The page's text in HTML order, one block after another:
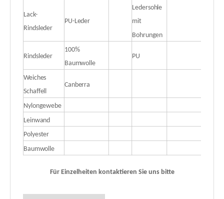
Lack-
Rindsleder
PU-Leder
Ledersohle
mit
Bohrungen
Rindsleder
100%
Baumwolle
PU
Weiches
Schaffell
Canberra
Nylongewebe
Leinwand
Polyester
Baumwolle
Für Einzelheiten kontaktieren Sie uns bitte